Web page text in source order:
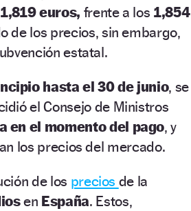
1,819 euros, frente a los 1,854
de los precios, sin embargo,
estatal.
hasta el 30 de junio, se
el Consejo de Ministros
en el momento del pago, y
los precios del mercado.
de los precios de la
en España. Estos,